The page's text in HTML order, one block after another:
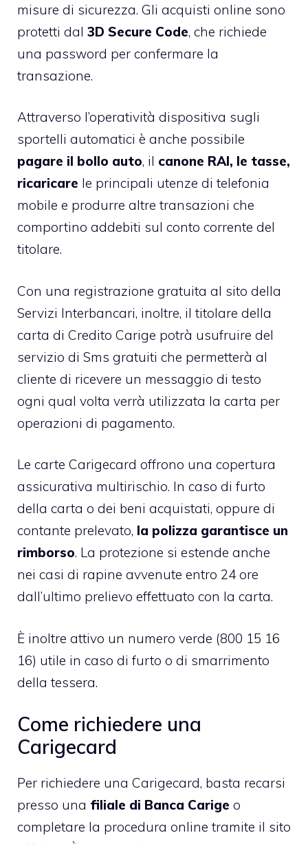
misure di sicurezza. Gli acquisti online sono
protetti dal 3D Secure Code, che richiede
una password per confermare la
transazione.
Attraverso l’operatività dispositiva sugli
sportelli automatici è anche possibile
pagare il bollo auto, il canone RAI, le tasse,
ricaricare le principali utenze di telefonia
mobile e produrre altre transazioni che
comportino addebiti sul conto corrente del
titolare.
Con una registrazione gratuita al sito della
Servizi Interbancari, inoltre, il titolare della
carta di Credito Carige potrà usufruire del
servizio di Sms gratuiti che permetterà al
cliente di ricevere un messaggio di testo
ogni qual volta verrà utilizzata la carta per
operazioni di pagamento.
Le carte Carigecard offrono una copertura
assicurativa multirischio. In caso di furto
della carta o dei beni acquistati, oppure di
contante prelevato, la polizza garantisce un
rimborso. La protezione si estende anche
nei casi di rapine avvenute entro 24 ore
dall’ultimo prelievo effettuato con la carta​.
È inoltre attivo un numero verde (800 15 16
16) utile in caso di furto o di smarrimento
della tessera.
Come richiedere una
Carigecard
Per richiedere una Carigecard, basta recarsi
presso una filiale di Banca Carige o
completare la procedura online tramite il sito